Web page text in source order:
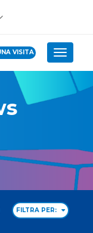
VISITA Toggle
FILTRA PER: